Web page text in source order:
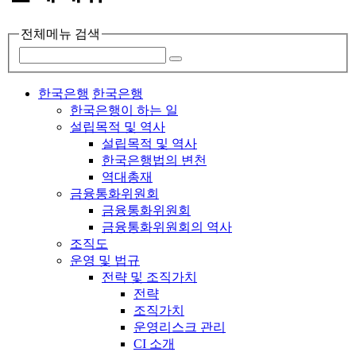
전체메뉴 검색
한국은행 한국은행
한국은행이 하는 일
설립목적 및 역사
설립목적 및 역사
한국은행법의 변천
역대총재
금융통화위원회
금융통화위원회
금융통화위원회의 역사
조직도
운영 및 법규
전략 및 조직가치
전략
조직가치
운영리스크 관리
CI 소개